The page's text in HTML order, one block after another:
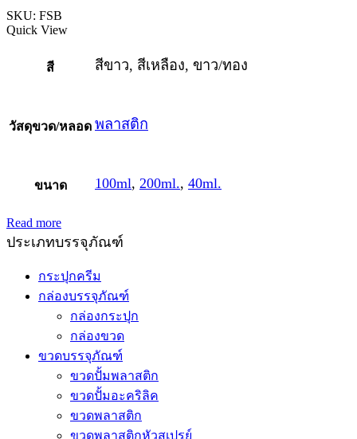
SKU: FSB
Quick View
สี สีขาว, สีเหลือง, ขาว/ทอง
วัสดุขวด/หลอด พลาสติก
ขนาด 100ml, 200ml., 40ml.
Read more
ประเภทบรรจุภัณฑ์
กระปุกครีม
กล่องบรรจุภัณฑ์
กล่องกระปุก
กล่องขวด
ขวดบรรจุภัณฑ์
ขวดปั้มพลาสติก
ขวดปั้มอะคริลิค
ขวดพลาสติก
ขวดพลาสติกหัวสเปรย์